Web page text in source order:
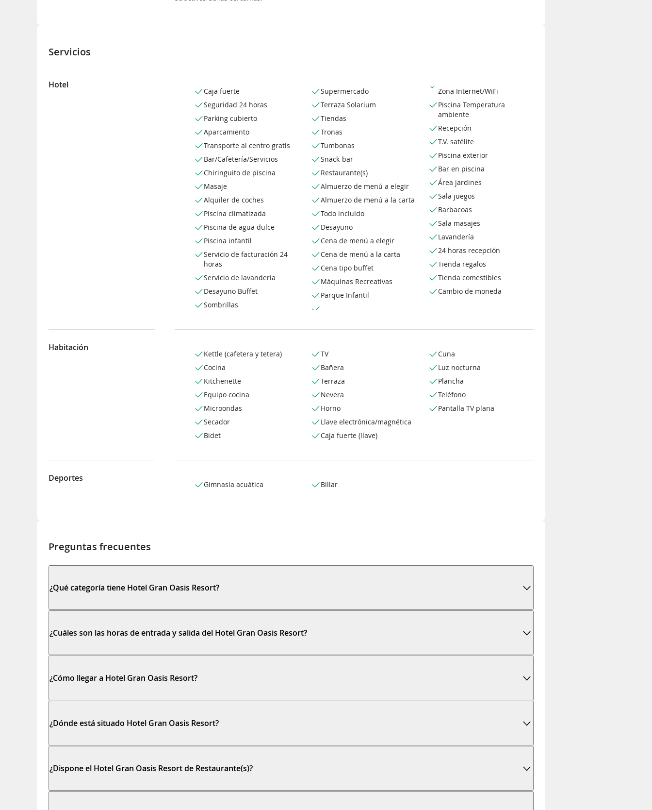
Servicios
Hotel
Caja fuerte
Seguridad 24 horas
Parking cubierto
Aparcamiento
Transporte al centro gratis
Bar/Cafetería/Servicios
Chiringuito de piscina
Masaje
Alquiler de coches
Piscina climatizada
Piscina de agua dulce
Piscina infantil
Servicio de facturación 24
horas
Servicio de lavandería
Desayuno Buffet
Sombrillas
Supermercado
Terraza Solarium
Tiendas
Tronas
Tumbonas
Snack-bar
Restaurante(s)
Almuerzo de menú a elegir
Almuerzo de menú a la carta
Todo incluído
Desayuno
Cena de menú a elegir
Cena de menú a la carta
Cena tipo buffet
Máquinas Recreativas
Parque Infantil
Zona Internet/WiFi
Piscina Temperatura
ambiente
Recepción
T.V. satélite
Piscina exterior
Bar en piscina
Área jardines
Sala juegos
Barbacoas
Sala masajes
Lavandería
24 horas recepción
Tienda regalos
Tienda comestibles
Cambio de moneda
Habitación
Kettle (cafetera y tetera)
Cocina
Kitchenette
Equipo cocina
Microondas
Secador
Bidet
TV
Bañera
Terraza
Nevera
Horno
Llave electrónica/magnética
Caja fuerte (llave)
Cuna
Luz nocturna
Plancha
Teléfono
Pantalla TV plana
Deportes
Gimnasia acuática Billar
Preguntas frecuentes
¿Qué categoría tiene Hotel Gran Oasis Resort?
¿Cuáles son las horas de entrada y salida del Hotel Gran Oasis Resort?
¿Cómo llegar a Hotel Gran Oasis Resort?
¿Dónde está situado Hotel Gran Oasis Resort?
¿Dispone el Hotel Gran Oasis Resort de Restaurante(s)?